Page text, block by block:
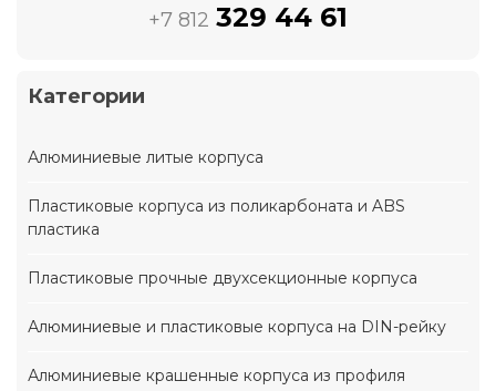
+7 812 329 44 61
Категории
Алюминиевые литые корпуса
Пластиковые корпуса из поликарбоната и ABS
пластика
Пластиковые прочные двухсекционные корпуса
Алюминиевые и пластиковые корпуса на DIN-рейку
Алюминиевые крашенные корпуса из профиля